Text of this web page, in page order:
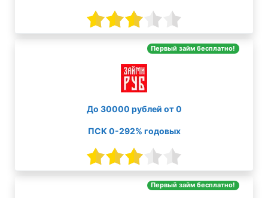
Первый займ бесплатно!
До 30000 рублей от 0
ПСК 0-292% годовых
Первый займ бесплатно!